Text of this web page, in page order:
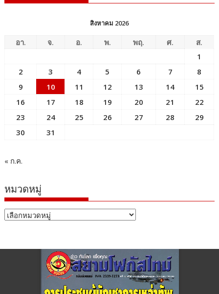
สิงหาคม 2026
อา. จ. อ. พ. พฤ. ศ.
ส.
1
2
3 4 5 6 7
8
9
10 11 12 13 14
15
16
17 18 19 20 21
22
23
24 25 26 27 28
29
30
31
« ก.ค.
หมวดหมู่
หมวด